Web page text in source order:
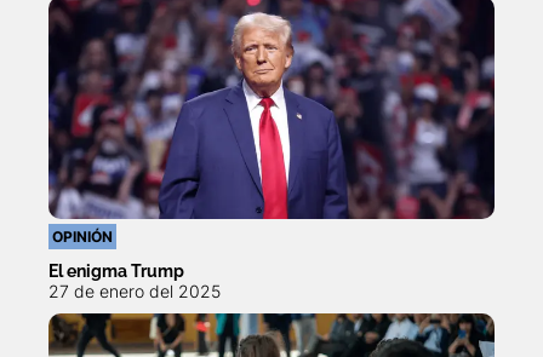
OPINIÓN
El enigma Trump
27 de enero del 2025